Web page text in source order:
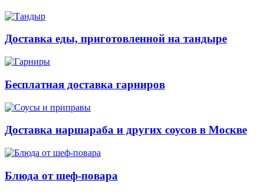
Доставка еды, приготовленной на тандыре
Бесплатная доставка гарниров
Доставка наршараба и других соусов в Москве
Блюда от шеф-повара